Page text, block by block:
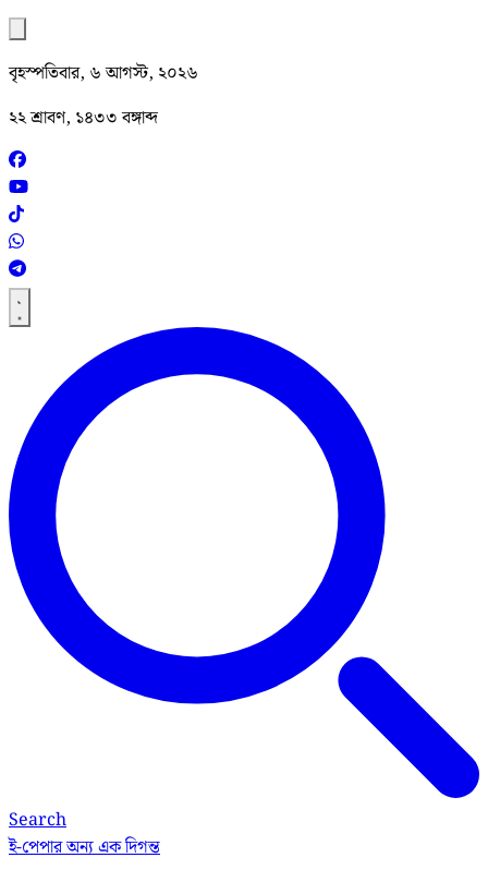
বৃহস্পতিবার, ৬ আগস্ট, ২০২৬
২২ শ্রাবণ, ১৪৩৩ বঙ্গাব্দ
Search
ই-পেপারঅন্য এক দিগন্ত